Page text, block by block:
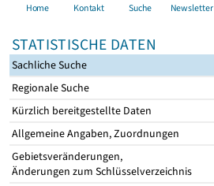
Home Kontakt Suche Newsletter
STATISTISCHE DATEN
Sachliche Suche
Regionale Suche
Kürzlich bereitgestellte Daten
Allgemeine Angaben, Zuordnungen
Gebietsveränderungen,
Änderungen zum Schlüsselverzeichnis